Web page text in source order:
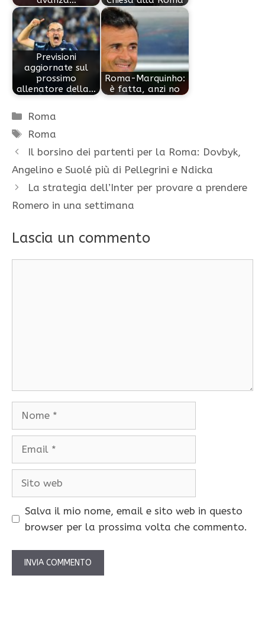
Previsioni
aggiornate sul
prossimo
allenatore della…
Roma-Marquinho:
è fatta, anzi no
Categorie
Roma
Tag
Roma
Il borsino dei partenti per la Roma: Dovbyk,
Angelino e Suolé più di Pellegrini e Ndicka
La strategia dell’Inter per provare a prendere
Romero in una settimana
Lascia un commento
Salva il mio nome, email e sito web in questo
browser per la prossima volta che commento.